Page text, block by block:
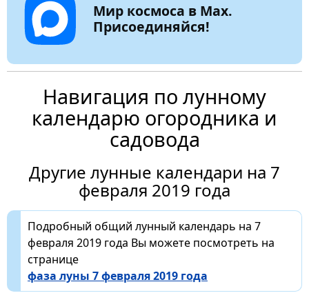
Мир космоса в Max.
Присоединяйся!
Навигация по лунному
календарю огородника и
садовода
Другие лунные календари на 7
февраля 2019 года
Подробный общий лунный календарь на 7
февраля 2019 года Вы можете посмотреть на
странице
фаза луны 7 февраля 2019 года